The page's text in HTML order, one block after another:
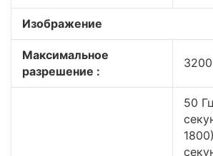
Изображение
Максимальное
разрешение :
50